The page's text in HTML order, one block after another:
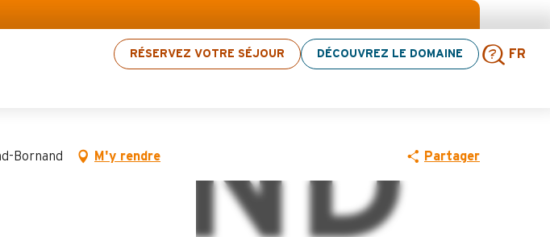
RÉSERVEZ VOTRE SÉJOUR DÉCOUVREZ LE DOMAINE FR
réduction sur une sélection d’activités ! > cliquez ici
Bornand M'y rendre Partager